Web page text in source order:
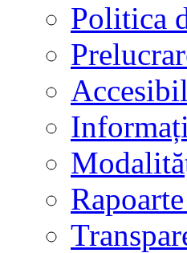
Politica